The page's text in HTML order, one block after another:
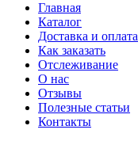
Главная
Каталог
Доставка и оплата
Как заказать
Отслеживание
О нас
Отзывы
Полезные статьи
Контакты